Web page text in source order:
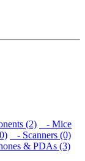
(2)
- Mice
- Scanners (0)
& PDAs (3)